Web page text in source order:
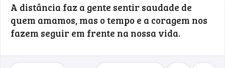
A distância faz a gente sentir saudade de
quem amamos, mas o tempo e a coragem nos
fazem seguir em frente na nossa vida.